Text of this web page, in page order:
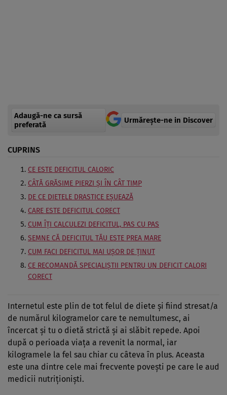
Adaugă-ne ca sursă
preferată
Urmărește-ne in Discover
CUPRINS
CE ESTE DEFICITUL CALORIC
CÂTĂ GRĂSIME PIERZI ȘI ÎN CÂT TIMP
DE CE DIETELE DRASTICE EȘUEAZĂ
CARE ESTE DEFICITUL CORECT
CUM ÎȚI CALCULEZI DEFICITUL, PAS CU PAS
SEMNE CĂ DEFICITUL TĂU ESTE PREA MARE
CUM FACI DEFICITUL MAI UȘOR DE ȚINUT
CE RECOMANDĂ SPECIALIȘTII PENTRU UN DEFICIT CALORI
CORECT
Internetul este plin de tot felul de diete și fiind stresat/a
de numărul kilogramelor care te nemultumesc, ai
încercat și tu o dietă strictă și ai slăbit repede. Apoi
după o perioada viața a revenit la normal, iar
kilogramele la fel sau chiar cu câteva în plus. Aceasta
este una dintre cele mai frecvente povești pe care le aud
medicii nutriționiști.